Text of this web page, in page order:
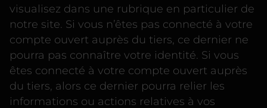
visualisez dans une rubrique en particulier de
notre site. Si vous n’êtes pas connecté à votre
compte ouvert auprès du tiers, ce dernier ne
pourra pas connaître votre identité. Si vous
êtes connecté à votre compte ouvert auprès
du tiers, alors ce dernier pourra relier les
informations ou actions relatives à vos